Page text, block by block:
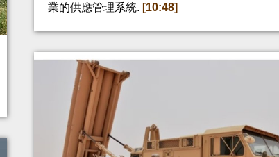
業的供應管理系統. [10:48]